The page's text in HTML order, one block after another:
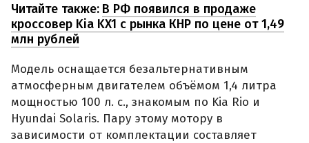
Читайте также: В РФ появился в продаже
кроссовер Kia KX1 с рынка КНР по цене от 1,49
млн рублей
Модель оснащается безальтернативным
атмосферным двигателем объёмом 1,4 литра
мощностью 100 л. с., знакомым по Kia Rio и
Hyundai Solaris. Пару этому мотору в
зависимости от комплектации составляет